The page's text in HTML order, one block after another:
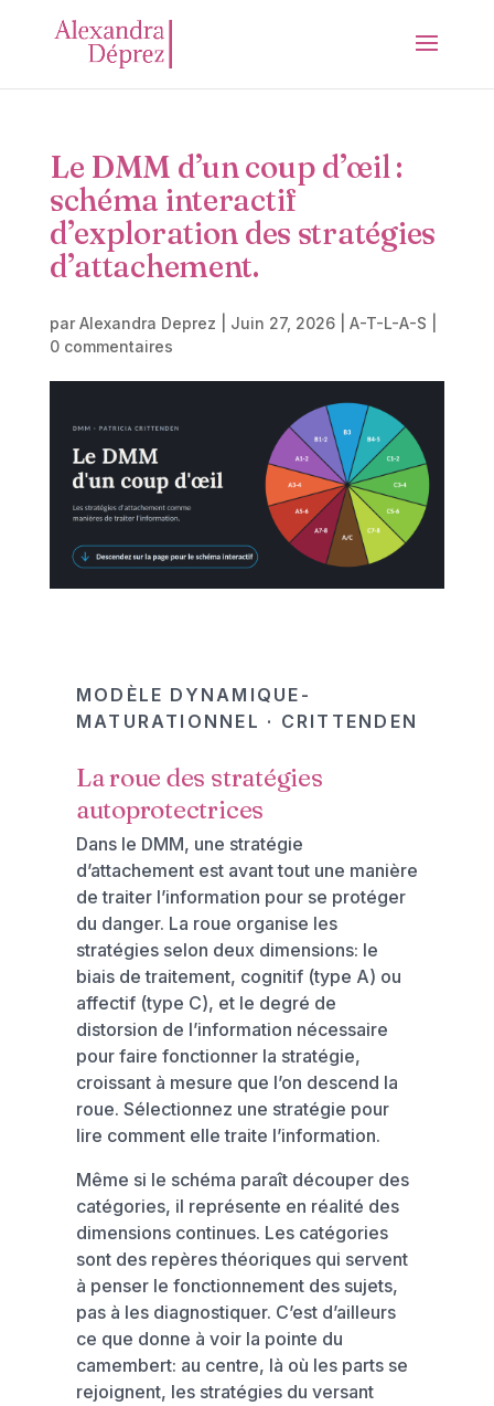
Le DMM d’un coup d’œil :
schéma interactif
d’exploration des stratégies
d’attachement.
par Alexandra Deprez Juin 27, 2026| A-T-L-A-S
0 commentaires
MODÈLE DYNAMIQUE-
MATURATIONNEL · CRITTENDEN
La roue des stratégies
autoprotectrices
Dans le DMM, une stratégie
d’attachement est avant tout une manière
de traiter l’information pour se protéger
du danger. La roue organise les
stratégies selon deux dimensions: le
biais de traitement, cognitif (type A) ou
affectif (type C), et le degré de
distorsion de l’information nécessaire
pour faire fonctionner la stratégie,
croissant à mesure que l’on descend la
roue. Sélectionnez une stratégie pour
lire comment elle traite l’information.
Même si le schéma paraît découper des
catégories, il représente en réalité des
dimensions continues. Les catégories
sont des repères théoriques qui servent
à penser le fonctionnement des sujets,
pas à les diagnostiquer. C’est d’ailleurs
ce que donne à voir la pointe du
camembert: au centre, là où les parts se
rejoignent, les stratégies du versant